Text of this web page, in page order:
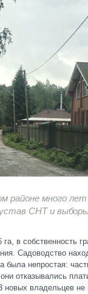
районе много
СНТ и
в собственность
Садоводство
была непростая:
отказывались
новых владельцев